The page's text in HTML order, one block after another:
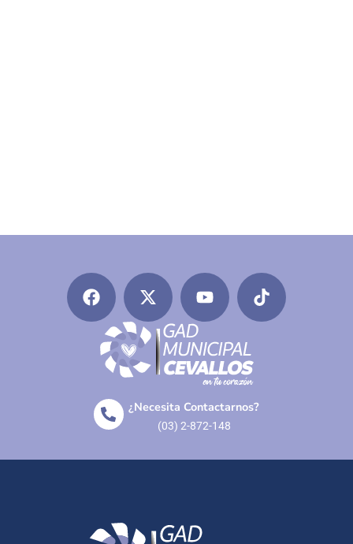
¿Necesita Contactarnos?
(03) 2-872-148